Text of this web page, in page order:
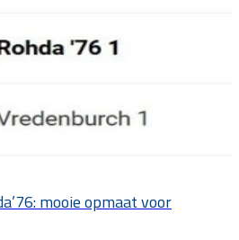
mooie opmaat voor